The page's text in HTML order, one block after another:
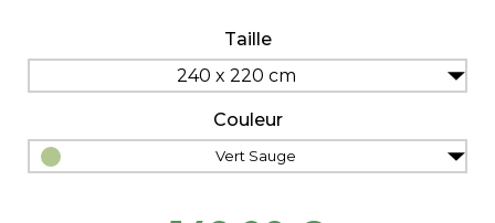
Taille
240 x 220 cm
Couleur
Vert Sauge